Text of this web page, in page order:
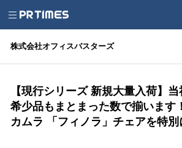
株式会社オフィスバスターズ
【現行シリーズ 新規大量入荷】
希少品もまとまった数で揃います
カムラ 「フィノラ」チェアを特別